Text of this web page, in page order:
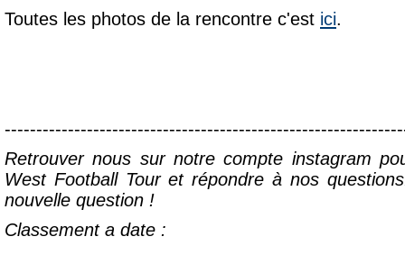
Toutes les photos de la rencontre c'est ici.
Retrouver nous sur notre compte instagram
West Football Tour et répondre à nos
nouvelle question !
Classement a date :